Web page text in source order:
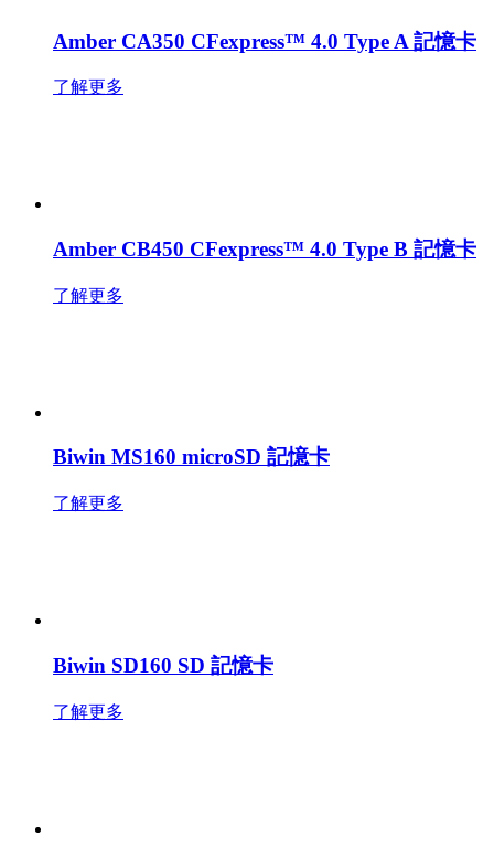
Amber CA350 CFexpress™ 4.0 Type A 記憶卡
了解更多
Amber CB450 CFexpress™ 4.0 Type B 記憶卡
了解更多
Biwin MS160 microSD 記憶卡
了解更多
Biwin SD160 SD 記憶卡
了解更多